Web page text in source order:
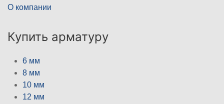
О компании
Купить арматуру
6 мм
8 мм
10 мм
12 мм